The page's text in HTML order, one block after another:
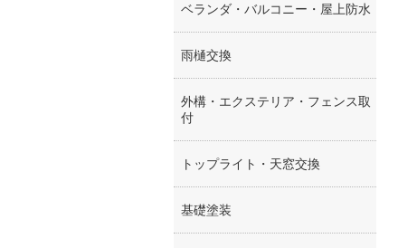
ベランダ・バルコニー・屋上防水
雨樋交換
外構・エクステリア・フェンス取
付
トップライト・天窓交換
基礎塗装